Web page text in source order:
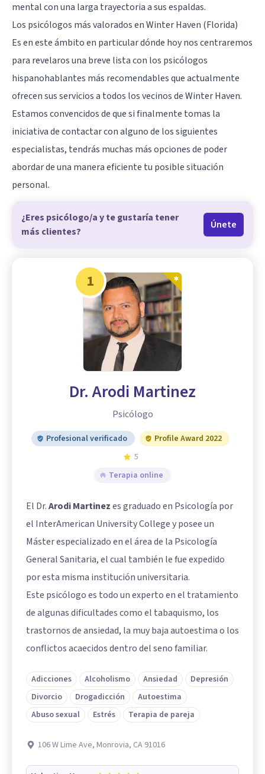
mental con una larga trayectoria a sus espaldas.
Los psicólogos más valorados en Winter Haven (Florida)
Es en este ámbito en particular dónde hoy nos centraremos
para revelaros una breve lista con los psicólogos
hispanohablantes más recomendables que actualmente
ofrecen sus servicios a todos los vecinos de Winter Haven.
Estamos convencidos de que si finalmente tomas la
iniciativa de contactar con alguno de los siguientes
especialistas, tendrás muchas más opciones de poder
abordar de una manera eficiente tu posible situación
personal.
¿Eres psicólogo/a y te gustaría tener
más clientes?
Únete
1
Dr. Arodi Martinez
Psicólogo
Profesional verificado
Profile Award 2022
5
Terapia online
El Dr.Arodi Martinezes graduado en Psicología por
el InterAmerican University College y posee un
Máster especializado en el área de la Psicología
General Sanitaria, el cual también le fue expedido
por esta misma institución universitaria.
Este psicólogo es todo un experto en el tratamiento
de algunas dificultades como el tabaquismo, los
trastornos de ansiedad, la muy baja autoestima o los
conflictos acaecidos dentro del seno familiar.
Adicciones Alcoholismo Ansiedad
Depresión
Divorcio
Drogadicción
Autoestima
Abuso sexual
Estrés Terapia de pareja
106 W Lime Ave, Monrovia, CA 91016